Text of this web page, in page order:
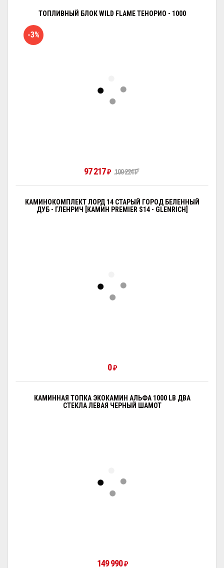
ТОПЛИВНЫЙ БЛОК WILD FLAME ТЕНОРИО - 1000
-3%
97 217₽ 100 224₽
КАМИНОКОМПЛЕКТ ЛОРД 14 СТАРЫЙ ГОРОД БЕЛЕННЫЙ
ДУБ - ГЛЕНРИЧ [КАМИН PREMIER S14 - GLENRICH]
0₽
КАМИННАЯ ТОПКА ЭКОКАМИН АЛЬФА 1000 LB ДВА
СТЕКЛА ЛЕВАЯ ЧЕРНЫЙ ШАМОТ
149 990₽